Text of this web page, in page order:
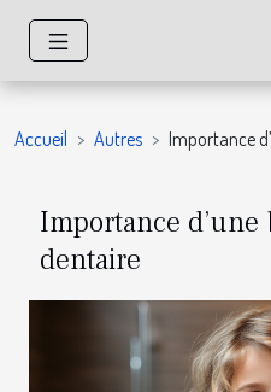
Accueil Autres Importance
Importance
dentaire